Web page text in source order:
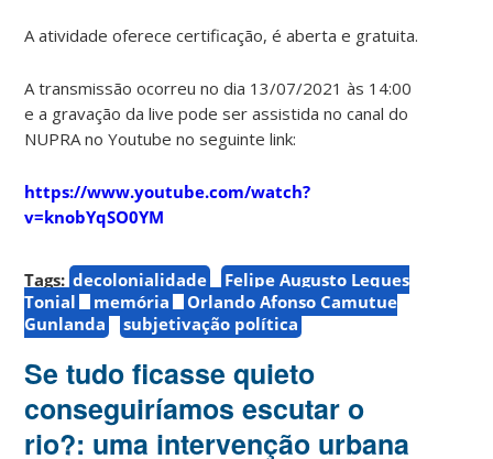
A atividade oferece certificação, é aberta e gratuita.
A transmissão ocorreu no dia 13/07/2021 às 14:00
e a gravação da live pode ser assistida no canal do
NUPRA no Youtube no seguinte link:
https://www.youtube.com/watch?
v=knobYqSO0YM
Tags: decolonialidade
Felipe Augusto Leques
Tonial
memória
Orlando Afonso Camutue
Gunlanda
subjetivação política
Se tudo ficasse quieto
conseguiríamos escutar o
rio?: uma intervenção urbana